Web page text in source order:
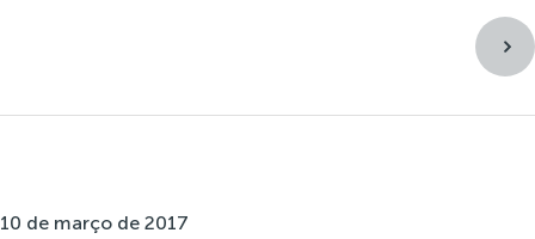
10 de março de 2017